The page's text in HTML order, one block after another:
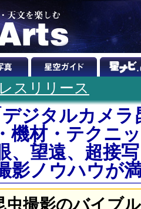
スリリース
デジタルカメ
機材・テクニ
、望遠、超接
影ノウハウが
虫撮影のバイブ